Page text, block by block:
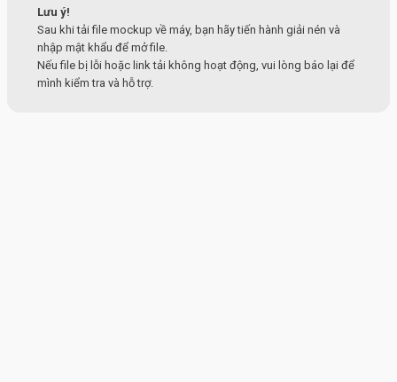
Lưu ý!
Sau khi tải file mockup về máy, bạn hãy tiến hành giải nén và
nhập mật khẩu để mở file.
Nếu file bị lỗi hoặc link tải không hoạt động, vui lòng báo lại để
mình kiểm tra và hỗ trợ.